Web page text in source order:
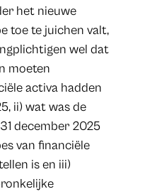
het nieuwe
toe te juichen valt,
wel dat
moeten
activa hadden
ii) wat was de
december 2025
van financiële
is en iii)